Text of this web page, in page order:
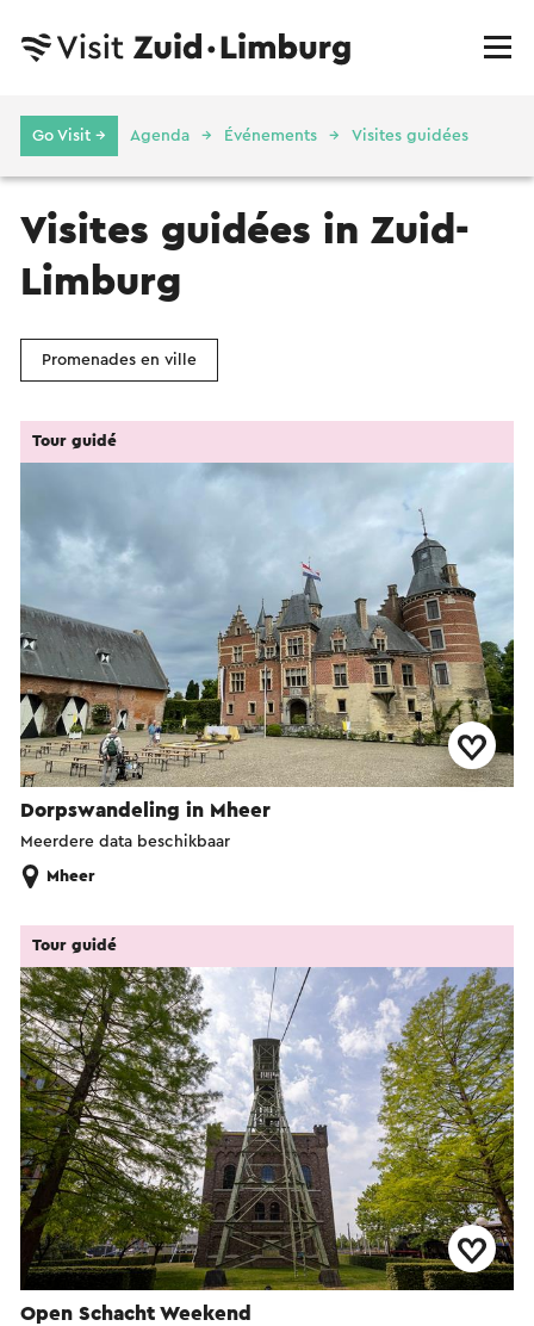
Go Visit → Agenda Événements Visites guidées
Visites guidées in Zuid-
Limburg
Promenades en ville
Dorpswandeling in Mheer
Tour guidé
Meerdere data beschikbaar
Mheer
Open Schacht Weekend
Tour guidé